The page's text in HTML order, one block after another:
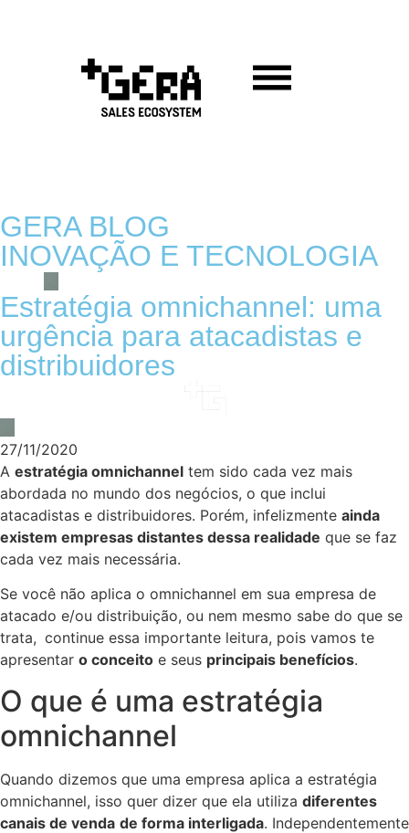
GERA BLOG
INOVAÇÃO E TECNOLOGIA
Estratégia omnichannel: uma
urgência para atacadistas e
distribuidores
27/11/2020
A estratégia omnichannel tem sido cada vez mais
abordada no mundo dos negócios, o que inclui
atacadistas e distribuidores. Porém, infelizmente ainda
existem empresas distantes dessa realidade que se faz
cada vez mais necessária.
Se você não aplica o omnichannel em sua empresa de
atacado e/ou distribuição, ou nem mesmo sabe do que se
trata, continue essa importante leitura, pois vamos te
apresentar o conceito e seus principais benefícios.
O que é uma estratégia
omnichannel
Quando dizemos que uma empresa aplica a estratégia
omnichannel, isso quer dizer que ela utiliza diferentes
canais de venda de forma interligada. Independentemente